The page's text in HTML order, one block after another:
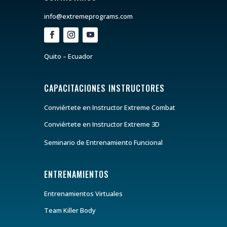
info@extremeprograms.com
Quito – Ecuador
CAPACITACIONES INSTRUCTORES
Conviértete en Instructor Extreme Combat
Conviértete en Instructor Extreme 3D
Seminario de Entrenamiento Funcional
ENTRENAMIENTOS
Entrenamientos Virtuales
Team Killer Body